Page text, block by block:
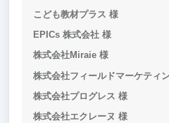
こども教材プラス 様
EPICs 株式会社 様
株式会社Miraie 様
株式会社フィールドマーケティ
株式会社プログレス 様
株式会社エクレーヌ 様